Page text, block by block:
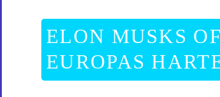
ELON MUSKS
EUROPAS